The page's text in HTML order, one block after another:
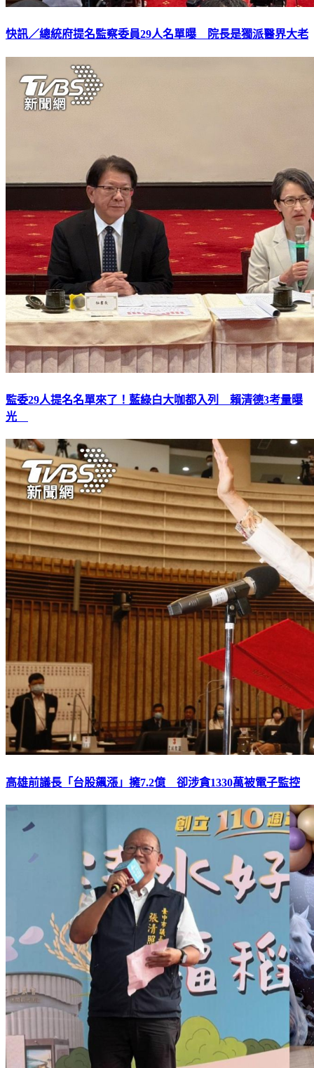
快訊／總統府提名監察委員29人名單曝 院長是獨派醫界大老
監委29人提名名單來了！藍綠白大咖都入列 賴清德3考量曝
光
高雄前議長「台股飆漲」擁7.2億 卻涉貪1330萬被電子監控